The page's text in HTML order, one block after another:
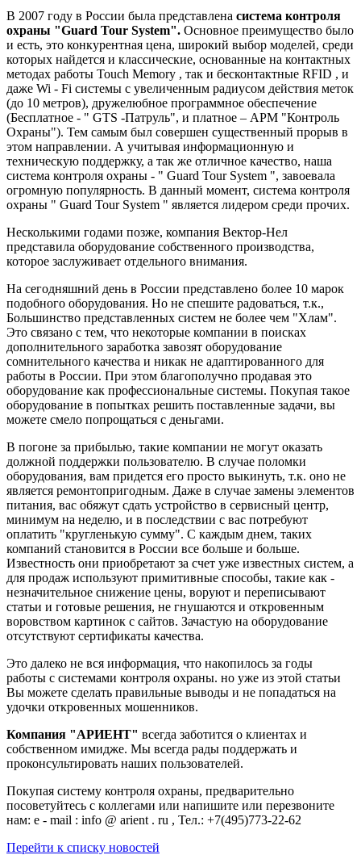
В 2007 году в России была представлена система контроля
охраны "Guard Tour System". Основное преимущество было
и есть, это конкурентная цена, широкий выбор моделей, среди
которых найдется и классические, основанные на контактных
методах работы Touch Memory , так и бесконтактные RFID , и
даже Wi - Fi системы с увеличенным радиусом действия меток
(до 10 метров), дружелюбное программное обеспечение
(Бесплатное - " GTS -Патруль", и платное – АРМ "Контроль
Охраны"). Тем самым был совершен существенный прорыв в
этом направлении. А учитывая информационную и
техническую поддержку, а так же отличное качество, наша
система контроля охраны - " Guard Tour System ", завоевала
огромную популярность. В данный момент, система контроля
охраны " Guard Tour System " является лидером среди прочих.
Несколькими годами позже, компания Вектор-Нел
представила оборудование собственного производства,
которое заслуживает отдельного внимания.
На сегодняшний день в России представлено более 10 марок
подобного оборудования. Но не спешите радоваться, т.к.,
Большинство представленных систем не более чем "Хлам".
Это связано с тем, что некоторые компании в поисках
дополнительного заработка завозят оборудование
сомнительного качества и никак не адаптированного для
работы в России. При этом благополучно продавая это
оборудование как профессиональные системы. Покупая такое
оборудование в попытках решить поставленные задачи, вы
можете смело попрощаться с деньгами.
В погоне за прибылью, такие компании не могут оказать
должной поддержки пользователю. В случае поломки
оборудования, вам придется его просто выкинуть, т.к. оно не
является ремонтопригодным. Даже в случае замены элементов
питания, вас обяжут сдать устройство в сервисный центр,
минимум на неделю, и в последствии с вас потребуют
оплатить "кругленькую сумму". С каждым днем, таких
компаний становится в России все больше и больше.
Известность они приобретают за счет уже известных систем, а
для продаж используют примитивные способы, такие как -
незначительное снижение цены, воруют и переписывают
статьи и готовые решения, не гнушаются и откровенным
воровством картинок с сайтов. Зачастую на оборудование
отсутствуют сертификаты качества.
Это далеко не вся информация, что накопилось за годы
работы с системами контроля охраны. но уже из этой статьи
Вы можете сделать правильные выводы и не попадаться на
удочки откровенных мошенников.
Компания "АРИЕНТ" всегда заботится о клиентах и
собственном имидже. Мы всегда рады поддержать и
проконсультировать наших пользователей.
Покупая систему контроля охраны, предварительно
посоветуйтесь с коллегами или напишите или перезвоните
нам: e - mail : info @ arient . ru , Тел.: +7(495)773-22-62
Перейти к списку новостей